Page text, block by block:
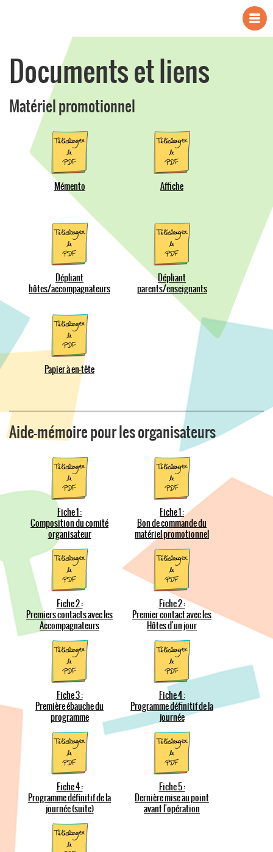
Documents et liens
Matériel promotionnel
Mémento Affiche
Dépliant
hôtes/accompagnateurs
Dépliant
parents/enseignants
Papier à en-tête
Aide-mémoire pour les organisateurs
Fiche 1 :
Composition du comité
organisateur
Fiche 1 :
Bon de commande du
matériel promotionnel
Fiche 2 :
Premiers contacts avec les
Accompagnateurs
Fiche 2 :
Premier contact avec les
Hôtes d'un jour
Fiche 3 :
Première ébauche du
programme
Fiche 4 :
Programme définitif de la
journée
Fiche 4 :
Programme définitif de la
journée (suite)
Fiche 5 :
Dernière mise au point
avant l'opération